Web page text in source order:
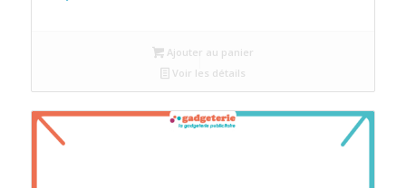
Ajouter au panier
Voir les détails